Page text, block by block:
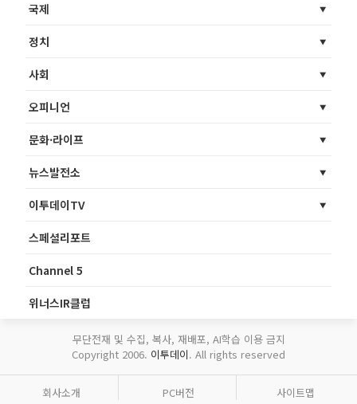
국제
정치
사회
오피니언
문화·라이프
뉴스발전소
이투데이TV
스페셜리포트
Channel 5
위너스IR클럽
무단전재 및 수집, 복사, 재배포, AI학습 이용 금지
Copyright 2006. 이투데이. All rights reserved
회사소개 PC버전 사이트맵